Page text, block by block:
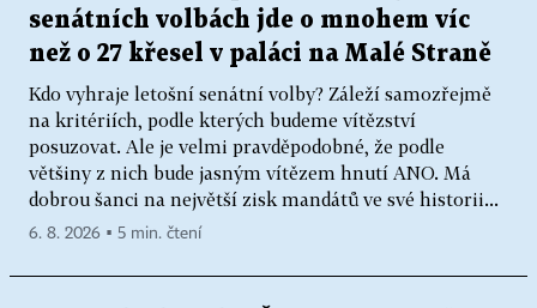
senátních volbách jde o mnohem víc
než o 27 křesel v paláci na Malé Straně
Kdo vyhraje letošní senátní volby? Záleží samozřejmě
na kritériích, podle kterých budeme vítězství
posuzovat. Ale je velmi pravděpodobné, že podle
většiny z nich bude jasným vítězem hnutí ANO. Má
dobrou šanci na největší zisk mandátů ve své historii...
6. 8. 2026 ▪ 5 min. čtení